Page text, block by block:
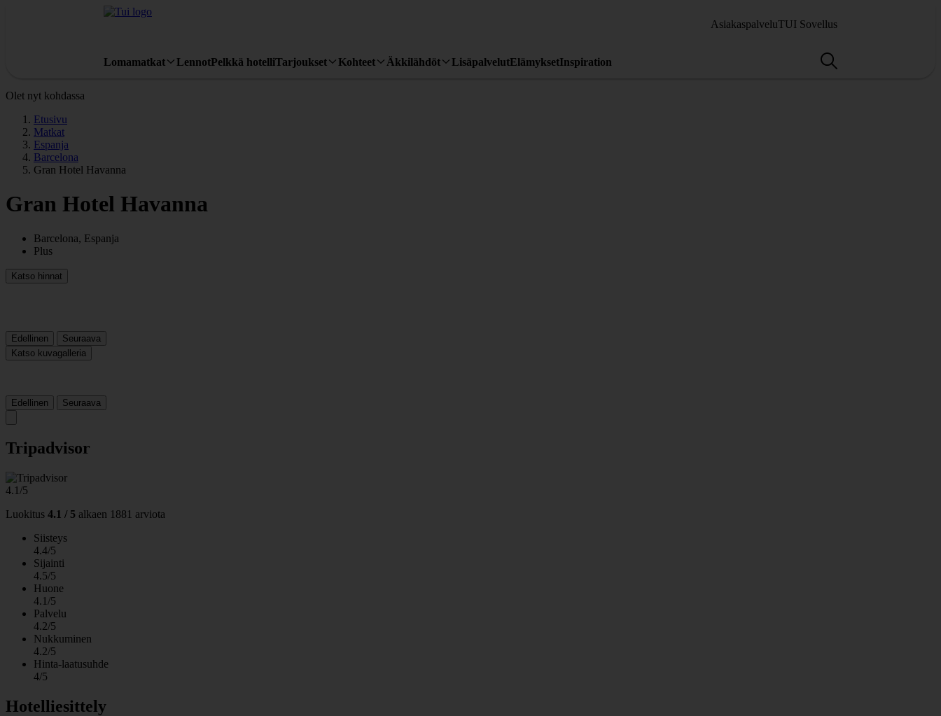
AsiakaspalveluTUI Sovellus
Lomamatkat LennotPelkkä hotelliTarjoukset Kohteet Äkkilähdöt LisäpalvelutElämyksetInspiration
Olet nyt kohdassa
Etusivu
Matkat
Espanja
Barcelona
Gran Hotel Havanna
Gran Hotel Havanna
Barcelona, Espanja
Plus
Katso hinnat
Edellinen
Seuraava
Katso kuvagalleria
Edellinen Seuraava
Tripadvisor
4.1/5
Luokitus 4.1 / 5 alkaen 1881 arviota
Siisteys
4.4/5
Sijainti
4.5/5
Huone
4.1/5
Palvelu
4.2/5
Nukkuminen
4.2/5
Hinta-laatusuhde
4/5
Hotelliesittely